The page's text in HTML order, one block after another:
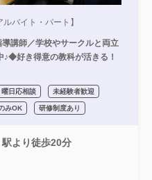
バイト・パート】
導講師／学校やサークルと両立
好き得意の教科が活きる！
曜日応相談 未経験者歓迎
みOK 研修制度あり
より徒歩20分